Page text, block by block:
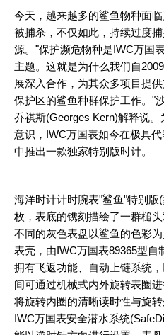
今天，越来越多的鲨鱼物种面
被捕杀，不仅如此，持续过度
源。"保护濒危物种是IWC万国
主题。这就是为什么我们自
展深入合作，为其众多项目提
保护区的鲨鱼种群保护工作。"
乔祺斯(Georges Kern)解释说
意识，IWC万国表如今在极具
中推出一款独家特别版时计。
海洋时计计时腕表"鲨鱼"特别版
枚，表底的镌刻描绘了一群槌
不同的灰色表盘以鲨鱼的色彩
表壳，由IWC万国表89365型自
拥有飞返功能、自动上链系统
间可通过机械式内外旋转表圈
将旋转内圈的清晰读时性与旋
IWC万国表安全潜水系统